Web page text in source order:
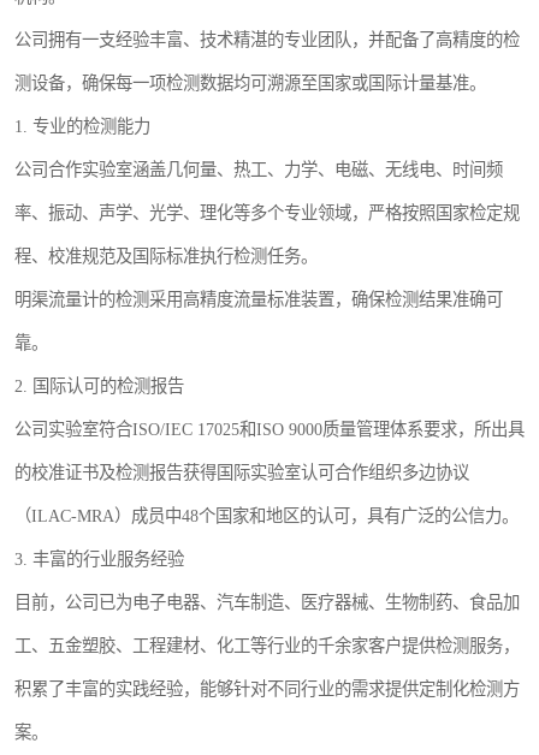
公司拥有一支经验丰富、技术精湛的专业团队，并配备了高精度的检
测设备，确保每一项检测数据均可溯源至国家或国际计量基准。
1. 专业的检测能力
公司合作实验室涵盖几何量、热工、力学、电磁、无线电、时间频
率、振动、声学、光学、理化等多个专业领域，严格按照国家检定规
程、校准规范及国际标准执行检测任务。
明渠流量计的检测采用高精度流量标准装置，确保检测结果准确可
靠。
2. 国际认可的检测报告
公司实验室符合ISO/IEC 17025和ISO 9000质量管理体系要求，所出具
的校准证书及检测报告获得国际实验室认可合作组织多边协议
（ILAC-MRA）成员中48个国家和地区的认可，具有广泛的公信力。
3. 丰富的行业服务经验
目前，公司已为电子电器、汽车制造、医疗器械、生物制药、食品加
工、五金塑胶、工程建材、化工等行业的千余家客户提供检测服务，
积累了丰富的实践经验，能够针对不同行业的需求提供定制化检测方
案。